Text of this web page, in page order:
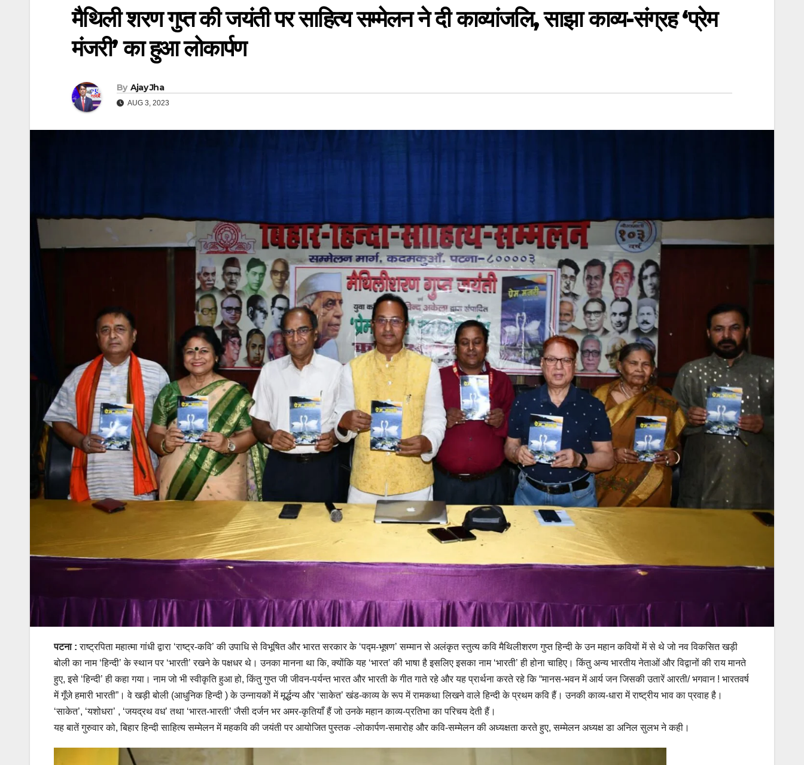
मैथिली शरण गुप्त की जयंती पर साहित्य सम्मेलन ने दी काव्यांजलि, साझा काव्य-संग्रह ‘प्रेम
मंजरी’ का हुआ लोकार्पण
By Ajay Jha
AUG 3, 2023
पटना :राष्ट्रपिता महात्मा गांधी द्वारा ‘राष्ट्र-कवि’ की उपाधि से विभूषित और भारत सरकार के ‘पद्म-भूषण’ सम्मान से अलंकृत स्तुत्य कवि मैथिलीशरण गुप्त हिन्दी के उन महान कवियों में से थे जो नव विकसित खड़ी
बोली का नाम ‘हिन्दी’ के स्थान पर ‘भारती’ रखने के पक्षधर थे। उनका मानना था कि, क्योंकि यह ‘भारत’ की भाषा है इसलिए इसका नाम ‘भारती’ ही होना चाहिए। किंतु अन्य भारतीय नेताओं और विद्वानों की राय मानते
हुए, इसे ‘हिन्दी’ ही कहा गया। नाम जो भी स्वीकृति हुआ हो, किंतु गुप्त जी जीवन-पर्यन्त भारत और भारती के गीत गाते रहे और यह प्रार्थना करते रहे कि “मानस-भवन में आर्य जन जिसकी उतारें आरती/ भगवान ! भारतवर्ष
में गूँजे हमारी भारती”। वे खड़ी बोली (आधुनिक हिन्दी ) के उन्नायकों में मूर्द्धन्य और ‘साकेत’ खंड-काव्य के रूप में रामकथा लिखने वाले हिन्दी के प्रथम कवि हैं। उनकी काव्य-धारा में राष्ट्रीय भाव का प्रवाह है।
‘साकेत’, ‘यशोधरा’ , ‘जयद्रथ वध’ तथा ‘भारत-भारती’ जैसी दर्जन भर अमर-कृतियाँ हैं जो उनके महान काव्य-प्रतिभा का परिचय देती हैं।
यह बातें गुरुवार को, बिहार हिन्दी साहित्य सम्मेलन में महकवि की जयंती पर आयोजित पुस्तक -लोकार्पण-समारोह और कवि-सम्मेलन की अध्यक्षता करते हुए, सम्मेलन अध्यक्ष डा अनिल सुलभ ने कही।